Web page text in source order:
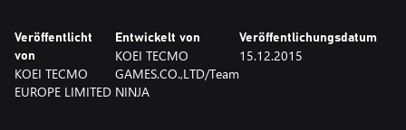
Veröffentlicht
von
KOEI TECMO
EUROPE LIMITED
Entwickelt von
KOEI TECMO
GAMES.CO.,LTD/Team
NINJA
Veröffentlichungsdatum
15.12.2015